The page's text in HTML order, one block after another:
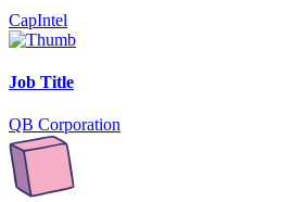
CapIntel
Job Title
QB Corporation